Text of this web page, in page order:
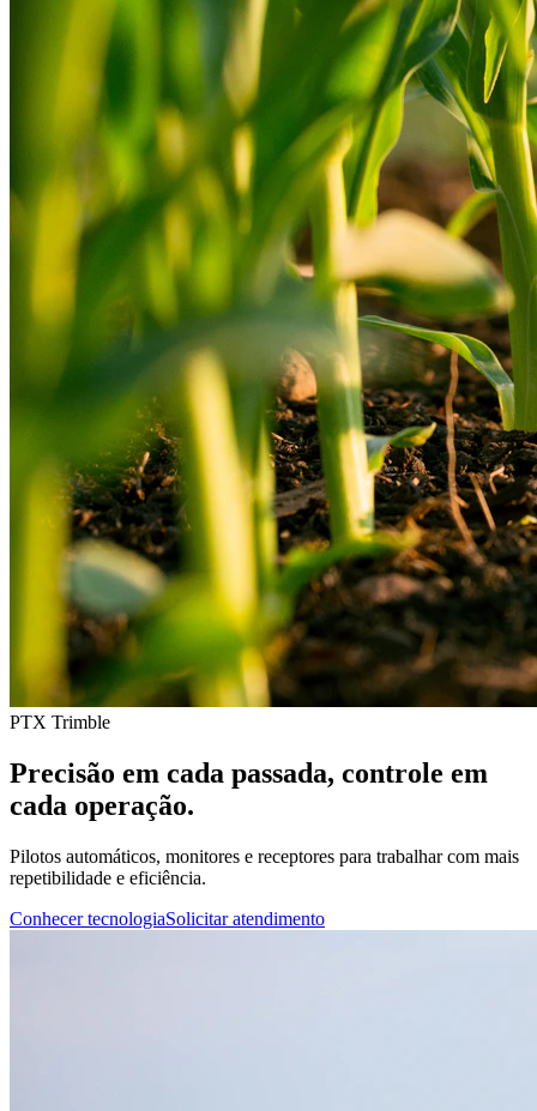
PTX Trimble
Precisão em cada passada, controle em
cada operação.
Pilotos automáticos, monitores e receptores para trabalhar com mais
repetibilidade e eficiência.
Conhecer tecnologiaSolicitar atendimento